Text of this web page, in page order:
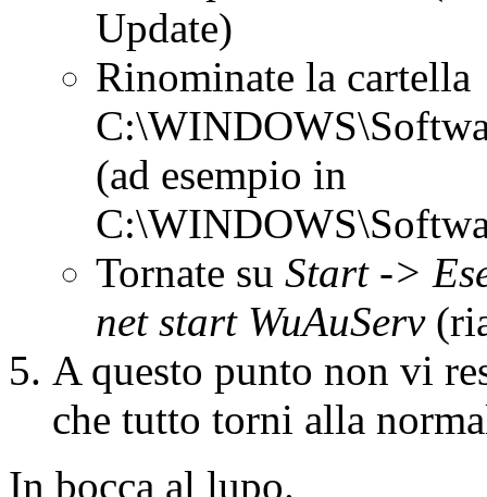
Update)
Rinominate la cartella
(ad esempio in
Tornate su Start ->
net start WuAuServ
A questo punto non vi
che tutto torni alla
In bocca al lupo.